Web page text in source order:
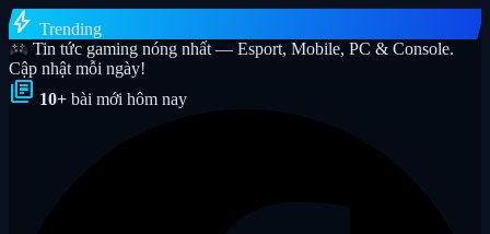
bolt Trending
Tin tức gaming nóng nhất — Esport, Mobile, PC & Console.
Cập nhật mỗi ngày!
library_books 10+ bài mới hôm nay